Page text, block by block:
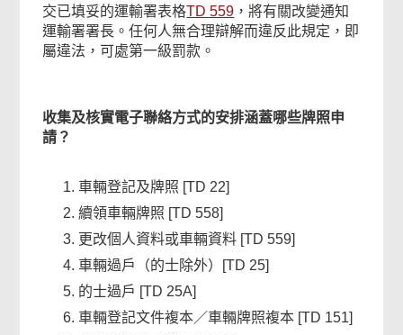
交已填妥的運輸署表格TD 559 ，將有關改變通知
運輸署署長。任何人無合理辯解而違反此規定，即
屬違法，可處第一級罰款。
收集及核實電子聯絡方式的安排涵蓋哪些牌照申
請？
車輛登記及牌照 [TD 22]
續領車輛牌照 [TD 558]
更改個人資料或車輛資料 [TD 559]
車輛過戶（的士除外）[TD 25]
的士過戶 [TD 25A]
車輛登記文件複本／車輛牌照複本 [TD 151]